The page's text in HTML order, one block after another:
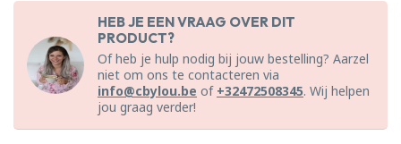
HEB JE EEN VRAAG OVER DIT
PRODUCT?
Of heb je hulp nodig bij jouw bestelling? Aarzel
niet om ons te contacteren via
info@cbylou.be of +32472508345. Wij helpen
jou graag verder!